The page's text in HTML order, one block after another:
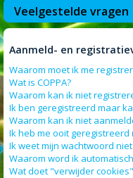
Veelgestelde vragen
Aanmeld- en
Waarom moet ik me
Wat is COPPA?
Waarom kan ik niet
Ik ben geregistreerd maar
Waarom kan ik niet
Ik heb me ooit
Ik weet mijn wachtwoord
Waarom word ik
Wat doet "verwijder